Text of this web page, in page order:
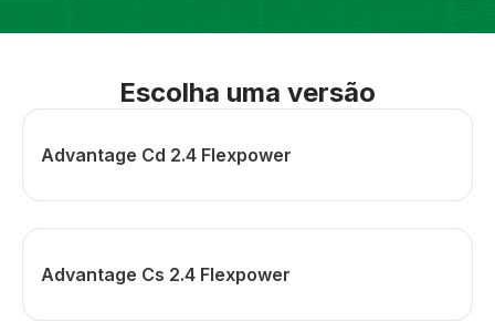
Escolha uma versão
Advantage Cd 2.4 Flexpower
Advantage Cs 2.4 Flexpower